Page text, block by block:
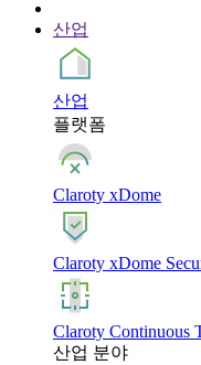
산업
산업
플랫폼
Claroty xDome
Claroty xDome
Claroty Continuous
산업 분야